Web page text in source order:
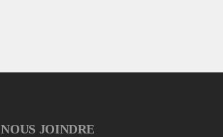
NOUS JOINDRE